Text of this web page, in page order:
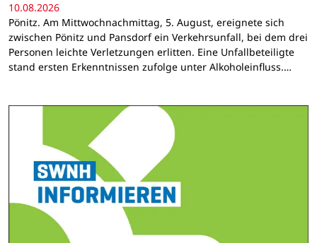
10.08.2026
Pönitz. Am Mittwochnachmittag, 5. August, ereignete sich
zwischen Pönitz und Pansdorf ein Verkehrsunfall, bei dem drei
Personen leichte Verletzungen erlitten. Eine Unfallbeteiligte
stand ersten Erkenntnissen zufolge unter Alkoholeinfluss.…